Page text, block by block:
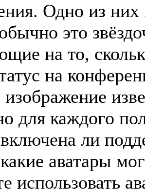
Одно из
это
на то,
на
для каждого
ли
какие аватары
использовать